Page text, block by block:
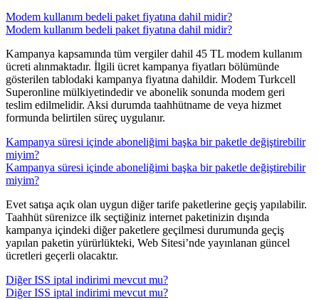
Modem kullanım bedeli paket fiyatına dahil midir?
Modem kullanım bedeli paket fiyatına dahil midir?
Kampanya kapsamında tüm vergiler dahil 45 TL modem kullanım
ücreti alınmaktadır. İlgili ücret kampanya fiyatları bölümünde
gösterilen tablodaki kampanya fiyatına dahildir. Modem Turkcell
Superonline mülkiyetindedir ve abonelik sonunda modem geri
teslim edilmelidir. Aksi durumda taahhütname de veya hizmet
formunda belirtilen süreç uygulanır. ​​​​​
Kampanya süresi içinde aboneliğimi başka bir paketle değiştirebilir
miyim?
Kampanya süresi içinde aboneliğimi başka bir paketle değiştirebilir
miyim?
Evet satışa açık olan uygun diğer tarife paketlerine geçiş yapılabilir.
Taahhüt sürenizce ilk seçtiğiniz internet paketinizin dışında
kampanya içindeki diğer paketlere geçilmesi durumunda geçiş
yapılan paketin yürürlükteki, Web Sitesi’nde yayınlanan güncel
ücretleri geçerli olacaktır.​​​​
Diğer ISS iptal indirimi mevcut mu?
Diğer ISS iptal indirimi mevcut mu?